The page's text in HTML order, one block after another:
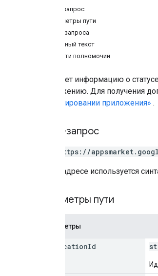
HTTP-запрос
Параметры пути
Текст запроса
Ответный текст
Области полномочий
Получает информацию о
приложению. Для получения
лицензировании приложения» .
HTTP-запрос
GET https://
В URL-адресе используется
Параметры пути
Параметры
applicationId